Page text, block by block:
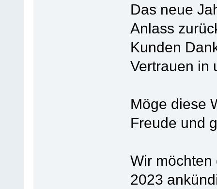
Das neue
Anlass
Kunden
Vertrauen in
Möge diese
Freude und
Wir
2023